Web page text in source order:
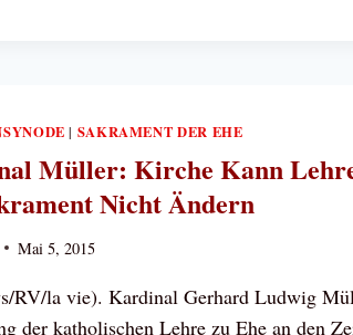
WALTER
KASPER
WIDERSPRECHEN
| SAKRAMENT DER EHE
Müller: Kirche Kann
Nicht Ändern
Mai 5, 2015
RV/la vie). Kardinal Gerhard Ludwig
der katholischen Lehre zu Ehe an den